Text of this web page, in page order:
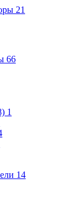
21
66
1
14